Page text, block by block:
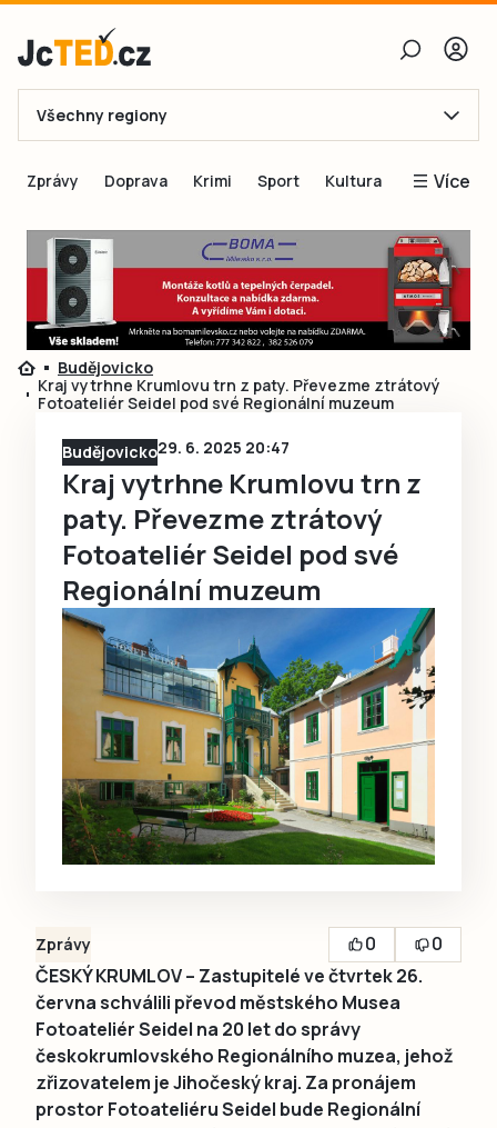
E-mail
Obnovit heslo
Přihlásit se
Přihlásit se přes Facebook
Ještě nemám účet, chci se
Všechny regiony
Zprávy Doprava Krimi Sport Kultura Více
Blogy
Inspirace
Čtenáři píší
Speciální přílohy
Budějovicko
Kraj vytrhne Krumlovu trn z paty. Převezme ztrátový
Fotoateliér Seidel pod své Regionální muzeum
Budějovicko29. 6. 2025 20:47
Kraj vytrhne Krumlovu trn z
paty. Převezme ztrátový
Fotoateliér Seidel pod své
Regionální muzeum
Zprávy 0
0
ČESKÝ KRUMLOV – Zastupitelé ve čtvrtek 26.
června schválili převod městského Musea
Fotoateliér Seidel na 20 let do správy
českokrumlovského Regionálního muzea, jehož
zřizovatelem je Jihočeský kraj. Za pronájem
prostor Fotoateliéru Seidel bude Regionální